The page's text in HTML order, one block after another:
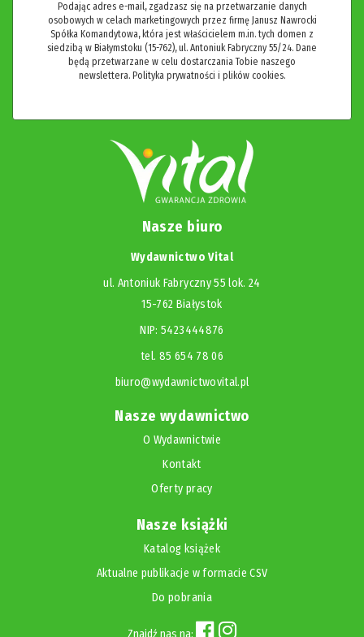
Podając adres e-mail, zgadzasz się na przetwarzanie danych
osobowych w celach marketingowych przez firmę Janusz Nawrocki
Spółka Komandytowa, która jest właścicielem m.in. tych domen z
siedzibą w Białymstoku (15-762), ul. Antoniuk Fabryczny 55/24. Dane
będą przetwarzane w celu dostarczania Tobie naszego
newslettera. Polityka prywatności i plików cookies.
Nasze biuro
Wydawnictwo Vital
ul. Antoniuk Fabryczny 55 lok. 24
15-762 Białystok
NIP: 5423444876
tel. 85 654 78 06
biuro@wydawnictwovital.pl
Nasze wydawnictwo
O Wydawnictwie
Kontakt
Oferty pracy
Nasze książki
Katalog książek
Aktualne publikacje w formacie CSV
Do pobrania